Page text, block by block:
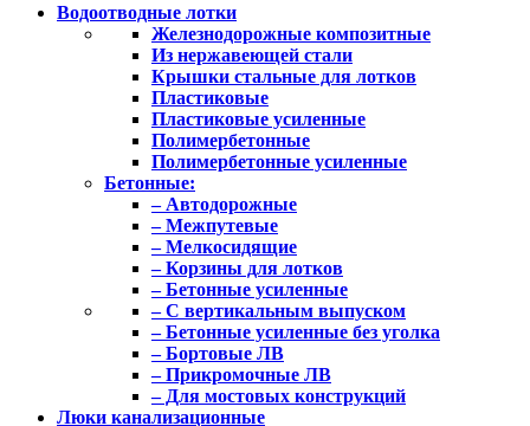
Водоотводные лотки
Железнодорожные композитные
Из нержавеющей стали
Крышки стальные для лотков
Пластиковые
Пластиковые усиленные
Полимербетонные
Полимербетонные усиленные
Бетонные:
– Автодорожные
– Межпутевые
– Мелкосидящие
– Корзины для лотков
– Бетонные усиленные
– С вертикальным выпуском
– Бетонные усиленные без уголка
– Бортовые ЛВ
– Прикромочные ЛВ
– Для мостовых конструкций
Люки канализационные